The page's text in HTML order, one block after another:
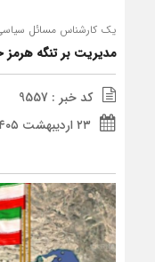
یک کارشناس مسائل
مدیریت بر تنگه هرمز
کد خبر : 9557
۲۳ اردیبهشت ۱۴۰۵ - ۱۰:۲۶